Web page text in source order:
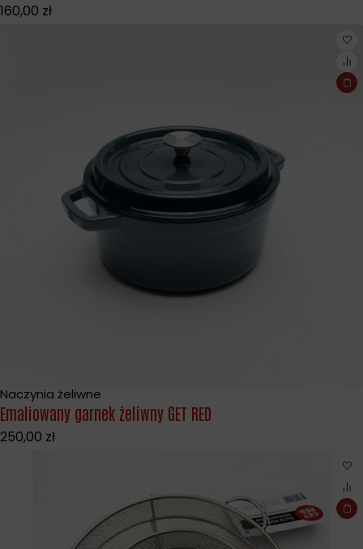
160,00 zł
Naczynia żeliwne
Emaliowany garnek żeliwny GET RED
250,00 zł